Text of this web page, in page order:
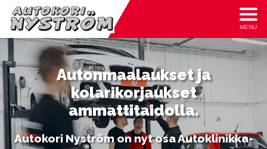
MENU
Autonmaalaukset ja
kolarikorjaukset
ammattitaidolla.
Autokori Nyström on nyt osa Autoklinikka-